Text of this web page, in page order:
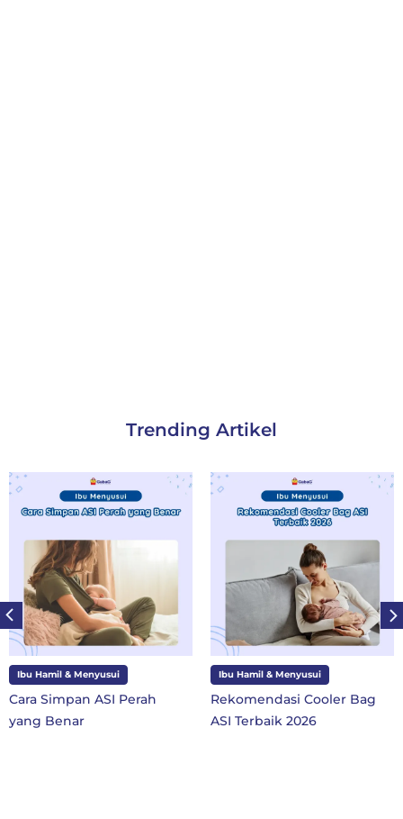
Trending Artikel
Perah
Ibu Hamil & Menyusui
Rekomendasi Cooler Bag
ASI Terbaik 2026
Ibu dan Anak
10
SD Kelas 1 di